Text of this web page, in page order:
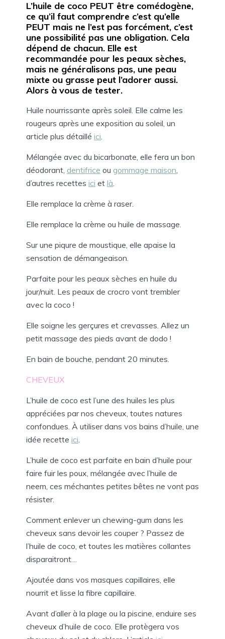
L’huile de coco PEUT être comédogène,
ce qu’il faut comprendre c’est qu’elle
PEUT mais ne l’est pas forcément, c’est
une possibilité pas une obligation. Cela
dépend de chacun. Elle est
recommandée pour les peaux sèches,
mais ne généralisons pas, une peau
mixte ou grasse peut l’adorer aussi.
Alors à vous de tester.
Huile nourrissante après soleil. Elle calme les
rougeurs après une exposition au soleil, un
article plus détaillé ici.
Mélangée avec du bicarbonate, elle fera un bon
déodorant, dentifrice ou gommage maison,
d’autres recettes ici et là.
Elle remplace la crème à raser.
Elle remplace la crème ou huile de massage.
Sur une piqure de moustique, elle apaise la
sensation de démangeaison.
Parfaite pour les peaux sèches en huile du
jour/nuit. Les peaux de crocro vont trembler
avec la coco !
Elle soigne les gerçures et crevasses. Allez un
petit massage des pieds avant de dodo !
En bain de bouche, pendant 20 minutes.
CHEVEUX
L’huile de coco est l’une des huiles les plus
appréciées par nos cheveux, toutes natures
confondues. À utiliser dans vos bains d’huile, une
idée recette ici.
L’huile de coco est parfaite en bain d’huile pour
faire fuir les poux, mélangée avec l’huile de
neem, ces méchantes petites bêtes ne vont pas
résister.
Comment enlever un chewing-gum dans les
cheveux sans devoir les couper ? Passez de
l’huile de coco, et toutes les matières collantes
disparaitront…
Ajoutée dans vos masques capillaires, elle
nourrit et lisse la fibre capillaire.
Avant d’aller à la plage ou la piscine, enduire ses
cheveux d’huile de coco. Elle protègera vos